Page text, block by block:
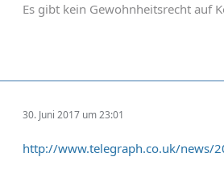
Es gibt kein Gewohnheitsrecht auf
30. Juni 2017 um 23:01
http://www.telegraph.co.uk/news/